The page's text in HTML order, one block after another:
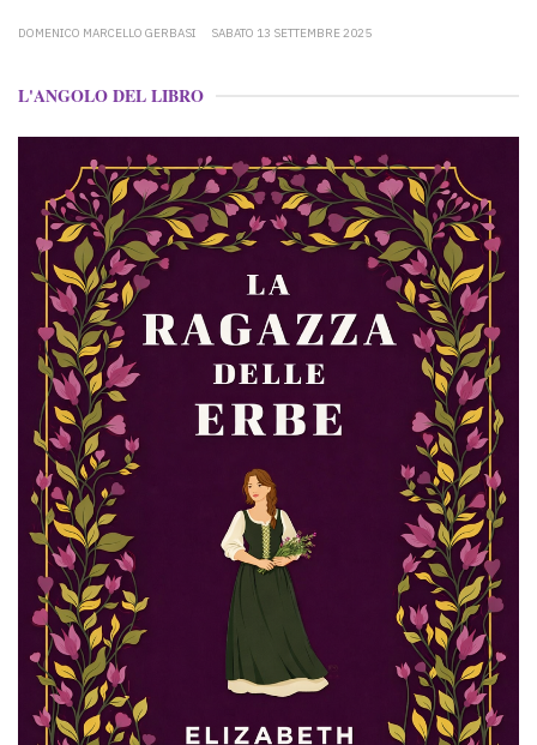
DOMENICO MARCELLO GERBASI SABATO 13 SETTEMBRE 2025
L'ANGOLO DEL LIBRO